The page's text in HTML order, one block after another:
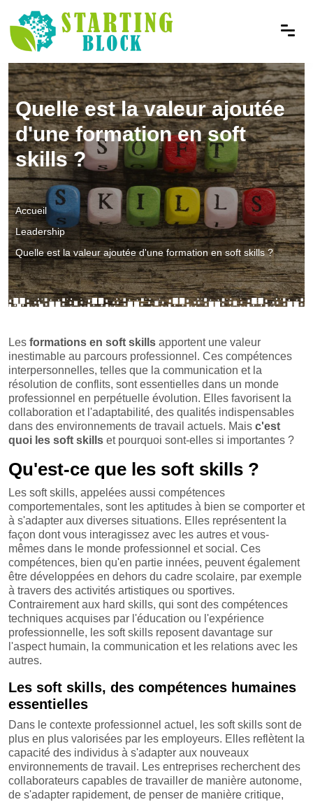
Quelle est la valeur ajoutée
d'une formation en soft
skills ?
Accueil
Leadership
Quelle est la valeur ajoutée d'une formation en soft skills ?
Les formations en soft skills apportent une valeur
inestimable au parcours professionnel. Ces compétences
interpersonnelles, telles que la communication et la
résolution de conflits, sont essentielles dans un monde
professionnel en perpétuelle évolution. Elles favorisent la
collaboration et l'adaptabilité, des qualités indispensables
dans des environnements de travail actuels. Mais c'est
quoi les soft skills et pourquoi sont-elles si importantes ?
Qu'est-ce que les soft skills ?
Les soft skills, appelées aussi compétences
comportementales, sont les aptitudes à bien se comporter et
à s'adapter aux diverses situations. Elles représentent la
façon dont vous interagissez avec les autres et vous-
mêmes dans le monde professionnel et social. Ces
compétences, bien qu'en partie innées, peuvent également
être développées en dehors du cadre scolaire, par exemple
à travers des activités artistiques ou sportives.
Contrairement aux hard skills, qui sont des compétences
techniques acquises par l'éducation ou l'expérience
professionnelle, les soft skills reposent davantage sur
l'aspect humain, la communication et les relations avec les
autres.
Les soft skills, des compétences humaines
essentielles
Dans le contexte professionnel actuel, les soft skills sont de
plus en plus valorisées par les employeurs. Elles reflètent la
capacité des individus à s'adapter aux nouveaux
environnements de travail. Les entreprises recherchent des
collaborateurs capables de travailler de manière autonome,
de s'adapter rapidement, de penser de manière critique,